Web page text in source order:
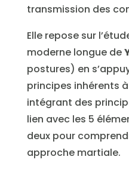
transmission des
Elle repose sur
moderne longue de
postures) en
principes inhérents
intégrant des
lien avec les 5
deux pour
approche martiale.